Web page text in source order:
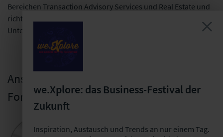
Bereichen Transaction Advisory Services und Real Estate und
richtet sich sowohl an große als auch an mittelständische
Unternehmen.
Ansprechpartner für die
Forenpartnerschaft
Wolfgang Regius
we.Xplore: das Business-Festival der
Zukunft
Inspiration, Austausch und Trends an nur einem Tag.